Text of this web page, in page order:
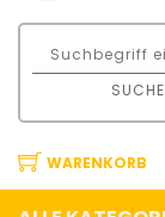
WARENKORB